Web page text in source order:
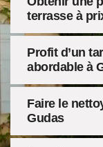
terrasse à
Profit d’un
abordable à
Faire le
Gudas